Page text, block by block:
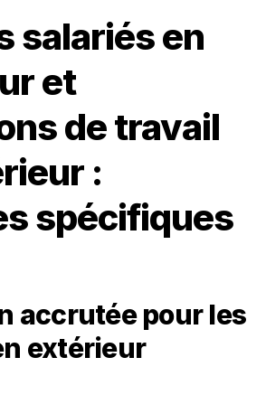
salariés en
et
de travail
:
spécifiques
accrutée pour les
extérieur